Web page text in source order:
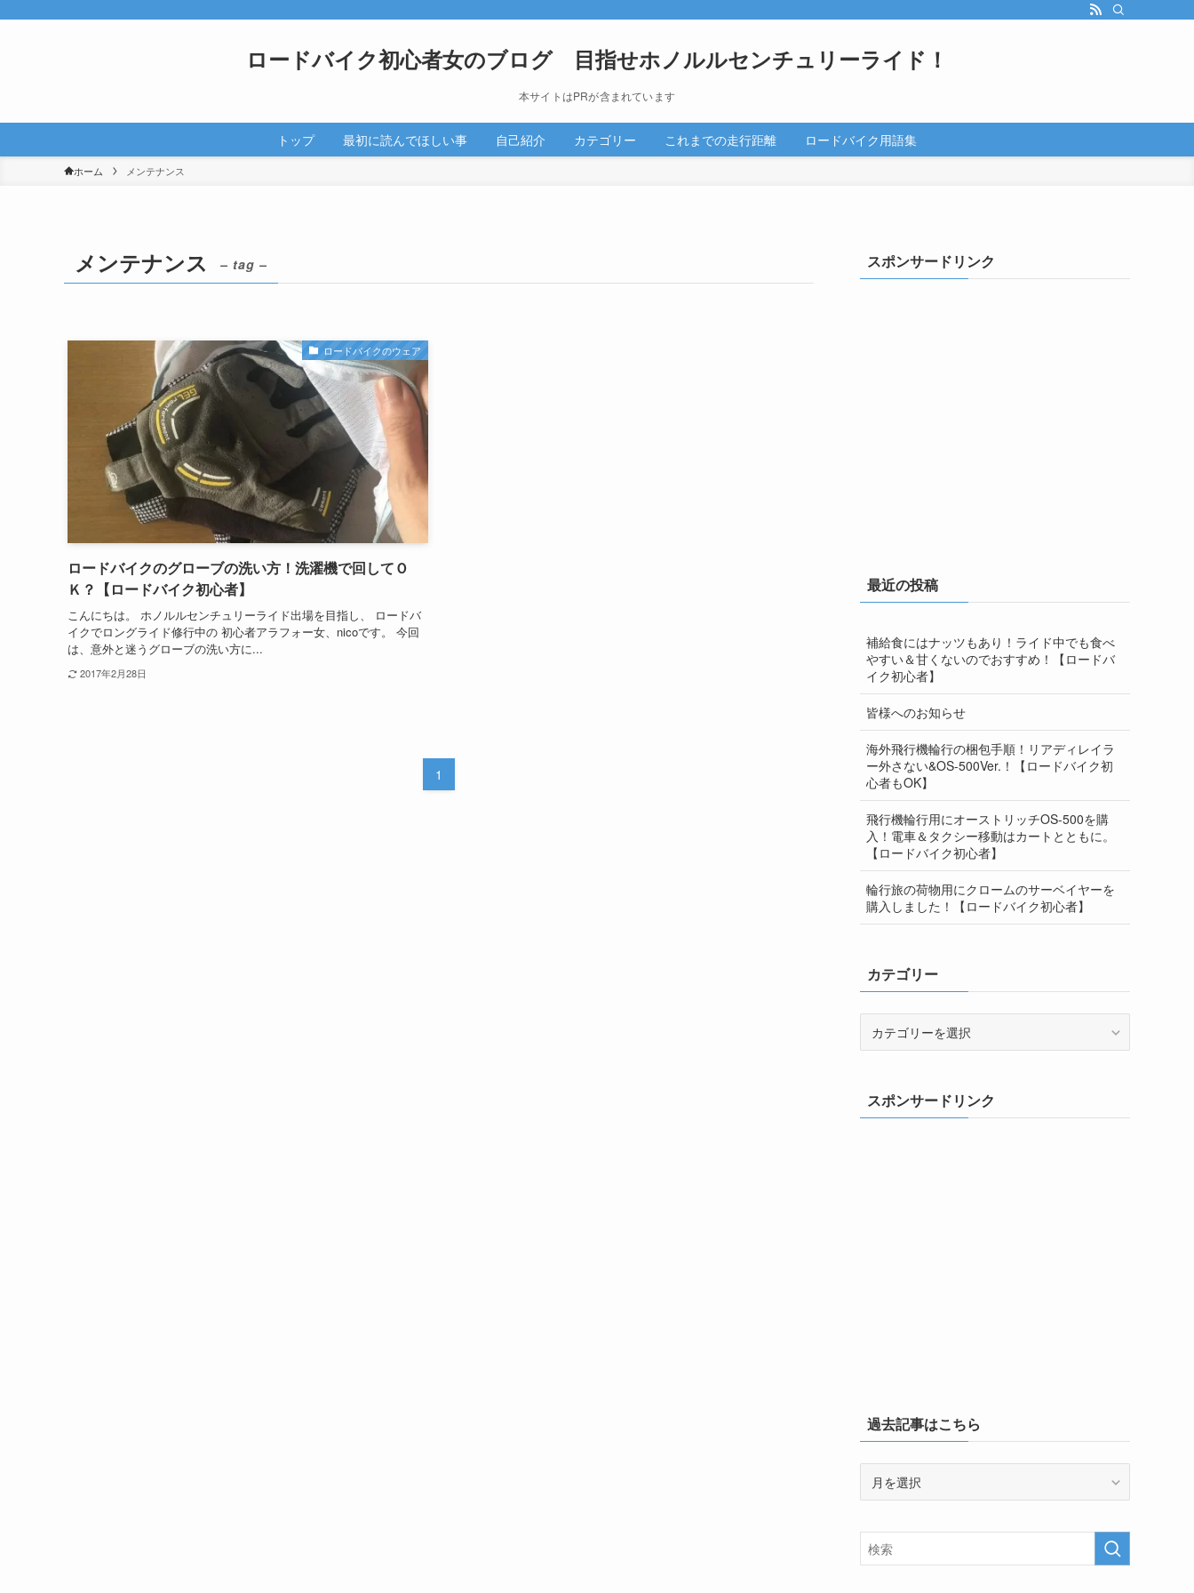
ロードバイク初心者女のブログ 目指せホノルルセンチュリーライド！
本サイトはPRが含まれています
トップ 最初に読んでほしい事 自己紹介 カテゴリー これまでの走行距離 ロードバイク用語集
ホーム メンテナンス
メンテナンス – tag –
ロードバイクのウェア
ロードバイクのグローブの洗い方！洗濯機で回してＯ
Ｋ？【ロードバイク初心者】
こんにちは。 ホノルルセンチュリーライド出場を目指し、 ロードバ
イクでロングライド修行中の 初心者アラフォー女、nicoです。 今回
は、意外と迷うグローブの洗い方に...
2017年2月28日
1
スポンサードリンク
最近の投稿
補給食にはナッツもあり！ライド中でも食べ
やすい＆甘くないのでおすすめ！【ロードバ
イク初心者】
皆様へのお知らせ
海外飛行機輪行の梱包手順！リアディレイラ
ー外さない&OS-500Ver.！【ロードバイク初
心者もOK】
飛行機輪行用にオーストリッチOS-500を購
入！電車＆タクシー移動はカートとともに。
【ロードバイク初心者】
輪行旅の荷物用にクロームのサーベイヤーを
購入しました！【ロードバイク初心者】
カテゴリー
ースポンサードリンク
過去記事はこちら
事
は
こ